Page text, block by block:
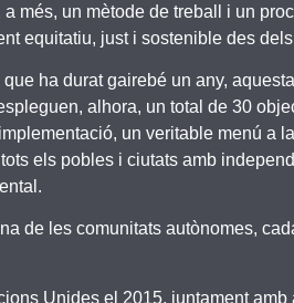
més, un mètode de treball i un
equitatiu, just i sostenible des
ha durat gairebé un any,
alhora, un total de 30
un veritable menú a
els pobles i ciutats amb
de les comunitats autònomes,
Unides el 2015, juntament